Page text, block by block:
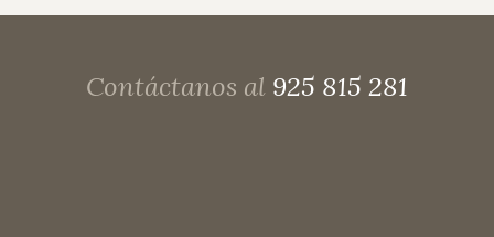
Contáctanos al 925 815 281